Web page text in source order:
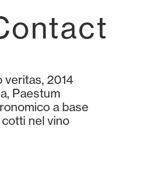
veritas, 2014
Paestum
a base
nel vino